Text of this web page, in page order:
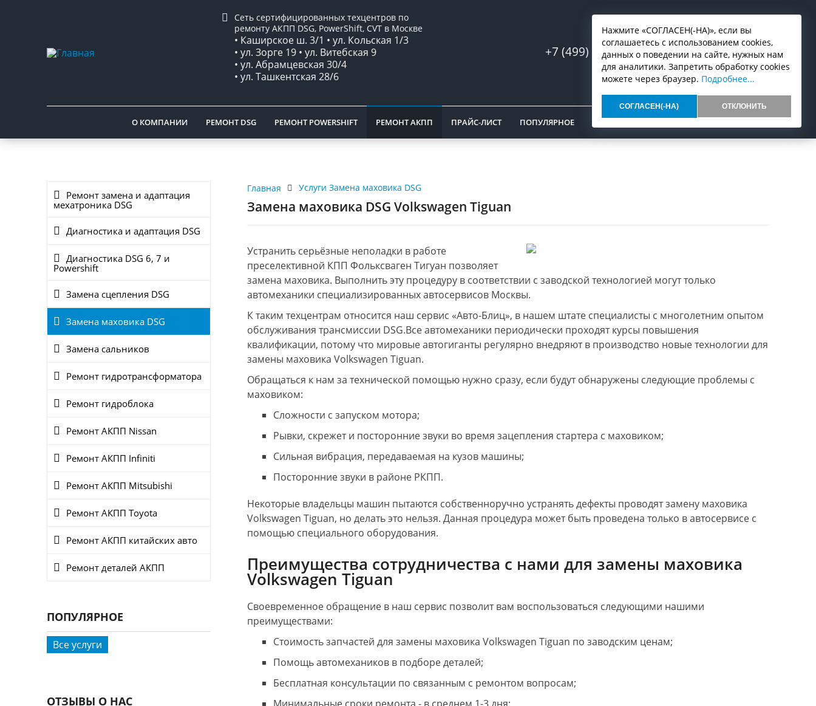
Сеть сертифицированных техцентров по
ремонту АКПП DSG, PowerShift, CVT в Москве
• Каширское ш. 3/1 • ул. Кольская 1/3
• ул. Зорге 19 • ул. Витебская 9
• ул. Абрамцевская 30/4
• ул. Ташкентская 28/6
+7 (499) 553-07-03 Запись онлайн
О КОМПАНИИ РЕМОНТ DSG РЕМОНТ POWERSHIFT РЕМОНТ АКПП ПРАЙС-ЛИСТ ПОПУЛЯРНОЕ
Ремонт замена и адаптация
мехатроника DSG
Диагностика и адаптация DSG
Диагностика DSG 6, 7 и
Powershift
Замена сцепления DSG
Замена маховика DSG
Замена сальников
Ремонт гидротрансформатора
Ремонт гидроблока
Ремонт АКПП Nissan
Ремонт АКПП Infiniti
Ремонт АКПП Mitsubishi
Ремонт АКПП Toyota
Ремонт АКПП китайских авто
Ремонт деталей АКПП
ПОПУЛЯРНОЕ
Все услуги
ОТЗЫВЫ О НАС
Главная Услуги Замена маховика DSG
Замена маховика DSG Volkswagen Tiguan
Устранить серьёзные неполадки в работе
преселективной КПП Фольксваген Тигуан позволяет
замена маховика. Выполнить эту процедуру в соответствии с заводской технологией могут только
автомеханики специализированных автосервисов Москвы.
К таким техцентрам относится наш сервис «Авто-Блиц», в нашем штате специалисты с многолетним опытом
обслуживания трансмиссии DSG.Все автомеханики периодически проходят курсы повышения
квалификации, потому что мировые автогиганты регулярно внедряют в производство новые технологии для
замены маховика Volkswagen Tiguan.
Обращаться к нам за технической помощью нужно сразу, если будут обнаружены следующие проблемы с
маховиком:
Сложности с запуском мотора;
Рывки, скрежет и посторонние звуки во время зацепления стартера с маховиком;
Сильная вибрация, передаваемая на кузов машины;
Посторонние звуки в районе РКПП.
Некоторые владельцы машин пытаются собственноручно устранять дефекты проводят замену маховика
Volkswagen Tiguan, но делать это нельзя. Данная процедура может быть проведена только в автосервисе с
помощью специального оборудования.
Преимущества сотрудничества с нами для замены маховика
Volkswagen Tiguan
Своевременное обращение в наш сервис позволит вам воспользоваться следующими нашими
преимуществами:
Стоимость запчастей для замены маховика Volkswagen Tiguan по заводским ценам;
Помощь автомехаников в подборе деталей;
Бесплатная консультации по связанным с ремонтом вопросам;
Нажмите «СОГЛАСЕН(-НА)», если вы
соглашаетесь с использованием cookies,
данных о поведении на сайте, нужных нам
для аналитики. Запретить обработку cookies
можете через браузер. Подробнее...
СОГЛАСЕН(-НА) ОТКЛОНИТЬ